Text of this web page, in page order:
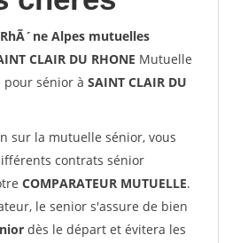
Alpes mutuelles
CLAIR DU RHONE Mutuelle
sénior à SAINT CLAIR DU
sur la mutuelle sénior, vous
contrats sénior
COMPARATEUR MUTUELLE.
le senior s'assure de bien
dès le départ et évitera les